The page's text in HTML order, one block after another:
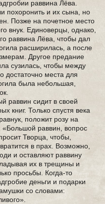
раввина Лёва.
похоронить и их сына, но
Позже на почетное место
внук. Единоверцы, однако,
раввина Лёва, чтобы дал
расширилась, а после
Другое предание
сузилась, чтобы между
достаточно места для
была небольшая,
раввин сидит в своей
книг. Только спустя века
положит розу на
«Большой раввин, вопрос
Творца, чтобы,
в прах. Возможно,
и оставляют раввину
их в трещины и
просьбы. Когда-то
деньги и подарки
со словами: